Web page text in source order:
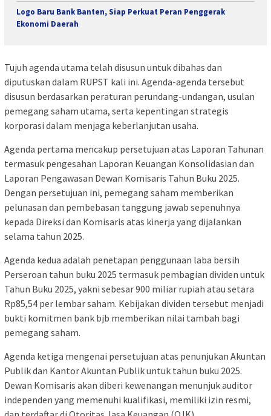
Logo Baru Bank Banten, Siap Perkuat Peran Penggerak
Ekonomi Daerah
Tujuh agenda utama telah disusun untuk dibahas dan
diputuskan dalam RUPST kali ini. Agenda-agenda tersebut
disusun berdasarkan peraturan perundang-undangan, usulan
pemegang saham utama, serta kepentingan strategis
korporasi dalam menjaga keberlanjutan usaha.
Agenda pertama mencakup persetujuan atas Laporan Tahunan
termasuk pengesahan Laporan Keuangan Konsolidasian dan
Laporan Pengawasan Dewan Komisaris Tahun Buku 2025.
Dengan persetujuan ini, pemegang saham memberikan
pelunasan dan pembebasan tanggung jawab sepenuhnya
kepada Direksi dan Komisaris atas kinerja yang dijalankan
selama tahun 2025.
Agenda kedua adalah penetapan penggunaan laba bersih
Perseroan tahun buku 2025 termasuk pembagian dividen untuk
Tahun Buku 2025, yakni sebesar 900 miliar rupiah atau setara
Rp85,54 per lembar saham. Kebijakan dividen tersebut menjadi
bukti komitmen bank bjb memberikan nilai tambah bagi
pemegang saham.
Agenda ketiga mengenai persetujuan atas penunjukan Akuntan
Publik dan Kantor Akuntan Publik untuk tahun buku 2025.
Dewan Komisaris akan diberi kewenangan menunjuk auditor
independen yang memenuhi kualifikasi, memiliki izin resmi,